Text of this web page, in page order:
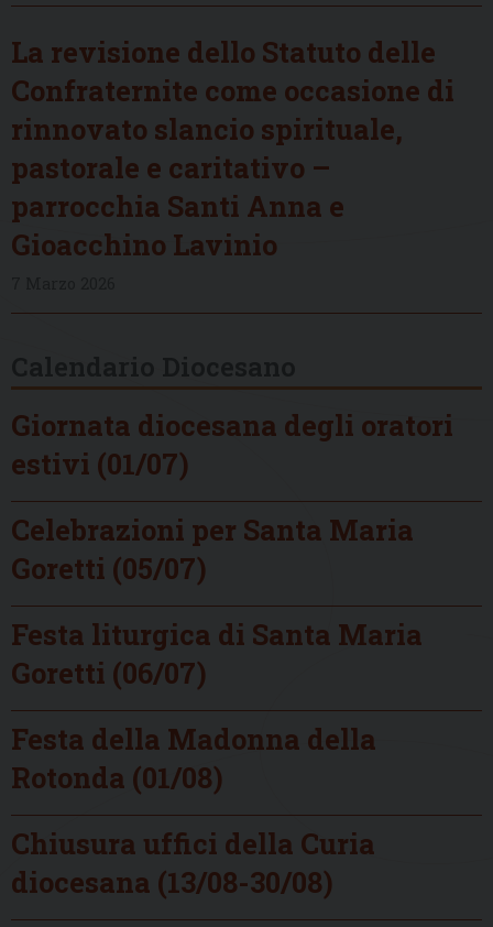
La revisione dello Statuto delle
Confraternite come occasione di
rinnovato slancio spirituale,
pastorale e caritativo –
parrocchia Santi Anna e
Gioacchino Lavinio
Giornata diocesana degli oratori
estivi (01/07)
Celebrazioni per Santa Maria
Goretti (05/07)
Festa liturgica di Santa Maria
Goretti (06/07)
Festa della Madonna della
Rotonda (01/08)
Chiusura uffici della Curia
diocesana (13/08-30/08)